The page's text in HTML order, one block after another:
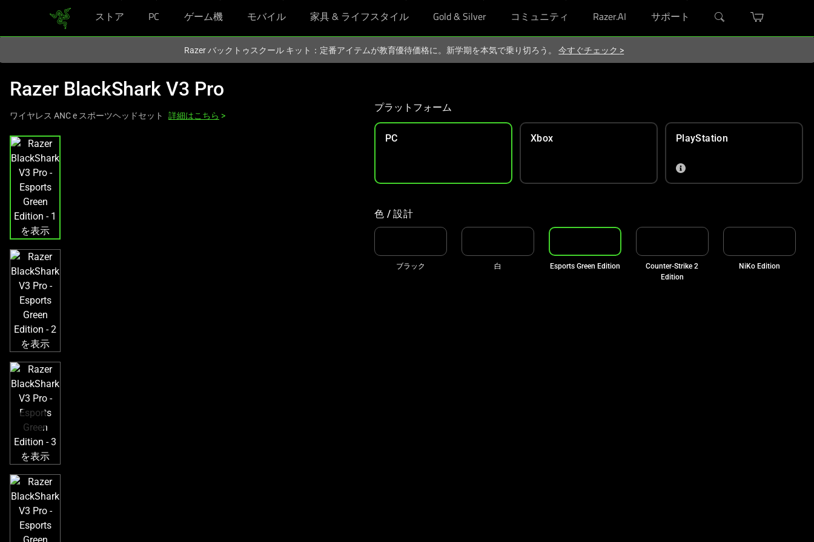
ストア PC ゲーム機 モバイル 家具 & ライフスタイル Gold & Silver コミュニティ Razer.AI サポート
Razer バックトゥスクール キット：定番アイテムが教育優待価格に。新学期を本気で乗り切ろう。今すぐチェック >
Razer BlackShark V3 Pro
ワイヤレス ANC e スポーツヘッドセット 詳細はこちら >
こ
れ
は、
の
大
き
と
に
一
連
ネ
イ
ル
が
プラットフォーム
PC Xbox PlayStation
色 / 設計
ブラック 白 Esports Green Edition
Counter-Strike 2
Edition
NiKo Edition